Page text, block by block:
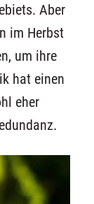
Aber
im Herbst
um ihre
hat einen
eher